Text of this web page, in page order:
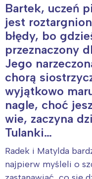
Bartek, uczeń
jest
błędy, bo
przeznaczony
Jego
chorą
wyjątkowo
nagle, choć
wie, zaczyna
Tulanki…
Radek i Matylda
najpierw myśleli o